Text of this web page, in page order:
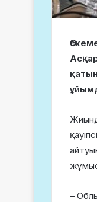
–